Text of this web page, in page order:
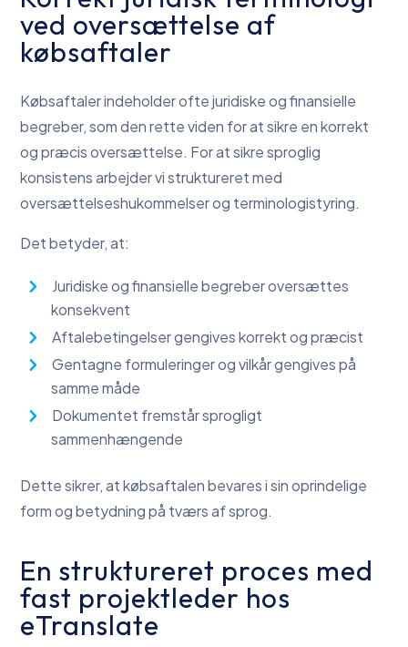
ved oversættelse af
købsaftaler
Købsaftaler indeholder ofte juridiske og finansielle
begreber, som den rette viden for at sikre en korrekt
og præcis oversættelse. For at sikre sproglig
konsistens arbejder vi struktureret med
oversættelseshukommelser og terminologistyring.
Det betyder, at:
Juridiske og finansielle begreber oversættes
konsekvent
Aftalebetingelser gengives korrekt og præcist
Gentagne formuleringer og vilkår gengives på
samme måde
Dokumentet fremstår sprogligt
sammenhængende
Dette sikrer, at købsaftalen bevares i sin oprindelige
form og betydning på tværs af sprog.
En struktureret proces med
fast projektleder hos
eTranslate